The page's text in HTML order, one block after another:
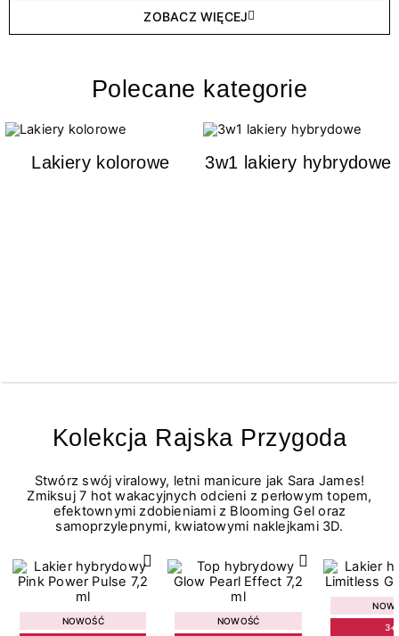
ZOBACZ WIĘCEJ
Polecane kategorie
Lakiery kolorowe 3w1 lakiery hybrydowe
Kolekcja Rajska Przygoda
Stwórz swój viralowy, letni manicure jak Sara James!
Zmiksuj 7 hot wakacyjnych odcieni z perłowym topem,
efektownymi zdobieniami z Blooming Gel oraz
samoprzylepnymi, kwiatowymi naklejkami 3D.
NOWOŚĆ
NOWOŚĆ